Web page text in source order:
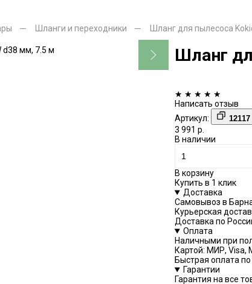
Шланги и переходники Шланг для пылесоса
Шланг
★ ★ ★ ★ ★
Написать отзыв
Артикул:
12117
3 991 р.
В наличии
В корзину
Купить в 1 клик
Доставка
Самовывоз в
Курьерская
Доставка по
Оплата
Наличными при
Картой: МИР, Visa,
Быстрая оплата
Гарантии
Гарантия на все